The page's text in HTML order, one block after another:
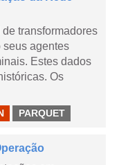
transformadores
seus agentes
Estes dados
Os
PARQUET